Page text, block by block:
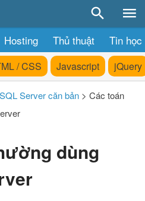
Hosting Thủ thuật Tin học
/ CSS Javascript jQuery
SQL Server căn bản > Các toán
dùng